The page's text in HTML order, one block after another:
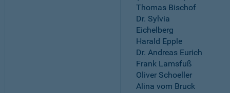
Thomas Bischof
Dr. Sylvia
Eichelberg
Harald Epple
Dr. Andreas Eurich
Frank Lamsfuß
Oliver Schoeller
Alina vom Bruck